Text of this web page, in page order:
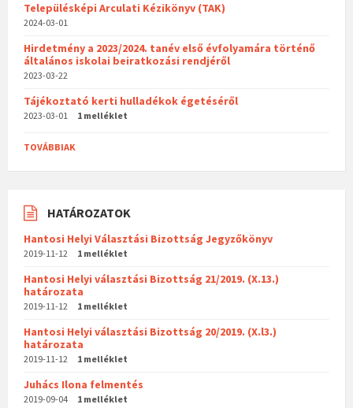
Településképi Arculati Kézikönyv (TAK)
2024-03-01
Hirdetmény a 2023/2024. tanév első évfolyamára történő
általános iskolai beiratkozási rendjéről
2023-03-22
Tájékoztató kerti hulladékok égetéséről
2023-03-01 1 melléklet
TOVÁBBIAK
HATÁROZATOK
Hantosi Helyi Választási Bizottság Jegyzőkönyv
2019-11-12 1 melléklet
Hantosi Helyi választási Bizottság 21/2019. (X.13.)
határozata
2019-11-12 1 melléklet
Hantosi Helyi választási Bizottság 20/2019. (X.l3.)
határozata
2019-11-12 1 melléklet
Juhács Ilona felmentés
2019-09-04 1 melléklet